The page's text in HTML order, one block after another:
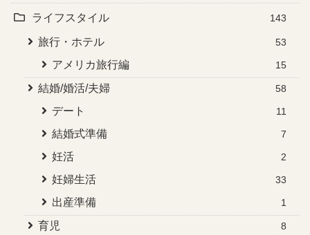
ライフスタイル 143
旅行・ホテル 53
アメリカ旅行編 15
結婚/婚活/夫婦 58
デート 11
結婚式準備 7
妊活 2
妊婦生活 33
出産準備 1
育児 8